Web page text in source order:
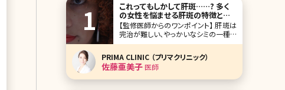
これってもしかして肝斑……? 多く
の女性を悩ませる肝斑の特徴とそ
の治療法とは
【監修医師からのワンポイント】 肝斑は
完治が難しい、やっかいなシミの一種で
す。内服治療や外用治療、レーザーなど
を組み合わせて複合的な治療が必要
になります。ご自身でも普段から紫外
線ケアや、洗顔やメイクのときにこすら
ないように注意するなど、肝斑を悪化
PRIMA CLINIC （プリマクリニック）
佐藤亜美子医師